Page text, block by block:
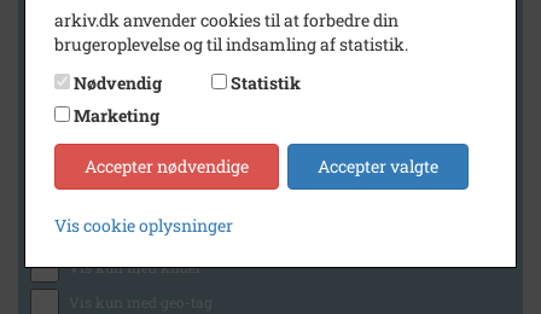
Geografi
Generelt
Vis kun med billeder
Vis kun med lydklip
Vis kun med kilder
Vis kun med geo-tag
arkiv.dk anvender cookies til at forbedre din
brugeroplevelse og til indsamling af statistik.
Nødvendig
Statistik
Marketing
Accepter nødvendige Accepter valgte
Vis cookie oplysninger